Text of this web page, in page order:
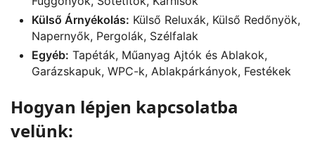
Külső Árnyékolás: Külső Reluxák, Külső Redőnyök,
Napernyők, Pergolák, Szélfalak
Egyéb: Tapéták, Műanyag Ajtók és Ablakok,
Garázskapuk, WPC-k, Ablakpárkányok, Festékek
Hogyan lépjen kapcsolatba
velünk: